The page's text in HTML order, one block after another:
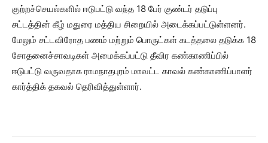
குற்றச்செயல்களில் ஈடுபட்டு வந்த 18 பேர் குண்டர் தடுப்பு
சட்டத்தின் கீழ் மதுரை மத்திய சிறையில் அடைக்கப்பட்டுள்ளனர்.
மேலும் சட்டவிரோத பணம் மற்றும் பொருட்கள் கடத்தலை தடுக்க 18
சோதனைச்சாவடிகள் அமைக்கப்பட்டு தீவிர கண்காணிப்பில்
ஈடுபட்டு வருவதாக ராமநாதபுரம் மாவட்ட காவல் கண்காணிப்பாளர்
கார்த்திக் தகவல் தெரிவித்துள்ளார்.